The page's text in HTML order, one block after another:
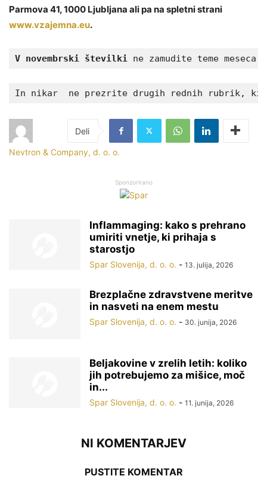
Parmova 41, 1000 Ljubljana ali pa na spletni strani
www.vzajemna.eu.
V novembrski številki ne zamudite teme
In nikar  ne prezrite drugih rednih rubrik, ki
Nevtron & Company, d. o. o.
Sponzorirano
Inflammaging: kako s prehrano
umiriti vnetje, ki prihaja s
starostjo
Spar Slovenija, d. o. o. - 13. julija, 2026
Brezplačne zdravstvene meritve
in nasveti na enem mestu
Spar Slovenija, d. o. o. - 30. junija, 2026
Beljakovine v zrelih letih: koliko
jih potrebujemo za mišice, moč
in...
Spar Slovenija, d. o. o. - 11. junija, 2026
NI KOMENTARJEV
PUSTITE KOMENTAR